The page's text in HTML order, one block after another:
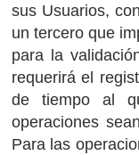
sus Usuarios,
un tercero que
para la
requerirá el
de tiempo al
operaciones
Para las